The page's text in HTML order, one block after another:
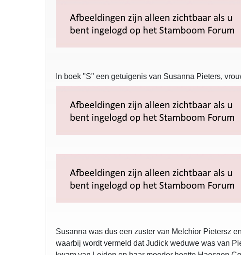
In boek "S" een getuigenis van Susanna Pieters,
Susanna was dus een zuster van Melchior Pietersz
waarbij wordt vermeld dat Judick weduwe was van